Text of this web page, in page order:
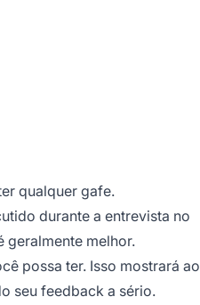
qualquer gafe.
durante a entrevista no
geralmente melhor.
possa ter. Isso mostrará ao
seu feedback a sério.